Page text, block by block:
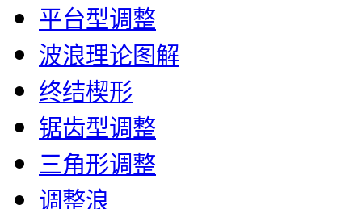
平台型调整
波浪理论图解
终结楔形
锯齿型调整
三角形调整
调整浪